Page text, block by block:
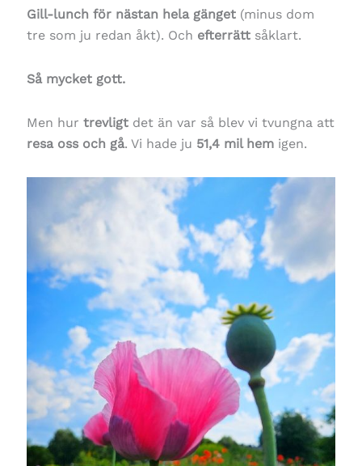
Gill-lunch för nästan hela gänget(minus dom
tre som ju redan åkt). Och efterrättsåklart.
Så mycket gott.
Men hur trevligtdet än var så blev vi tvungna att
resa oss och gå. Vi hade ju 51,4 mil hemigen.